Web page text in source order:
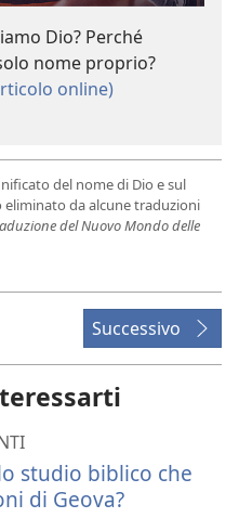
Dio? Perché
nome proprio?
online)
del nome di Dio e sul
da alcune traduzioni
del Nuovo Mondo delle
Successivo
studio biblico che
di Geova?